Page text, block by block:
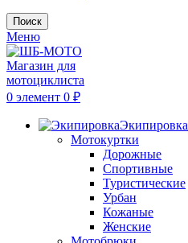
Поиск
Меню
0 элемент 0 ₽
Экипировка
Мотокуртки
Дорожные
Спортивные
Туристические
Урбан
Кожаные
Женские